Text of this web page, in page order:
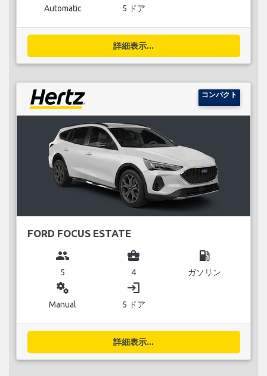
Automatic 5 ドア
詳細表示...
コンパクト
FORD FOCUS ESTATE
group
5
business_center
4
local_gas_station
ガソリン
miscellaneous_services
Manual
login
5 ドア
詳細表示...